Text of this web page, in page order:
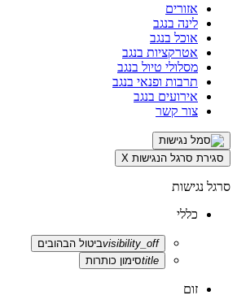
אזורים
לינה בנגב
אוכל בנגב
אטרקציות בנגב
מסלולי טיול בנגב
תרבות ופנאי בנגב
אירועים בנגב
צור קשר
סגירת סרגל הנגישות X
סרגל נגישות
כללי
visibility_offביטול הבהובים
titleסימון כותרות
זום